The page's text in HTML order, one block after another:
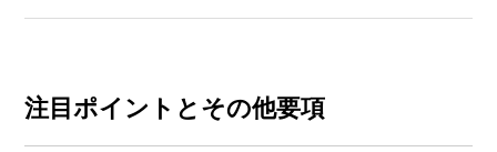
注⽬ポイントとその他要項